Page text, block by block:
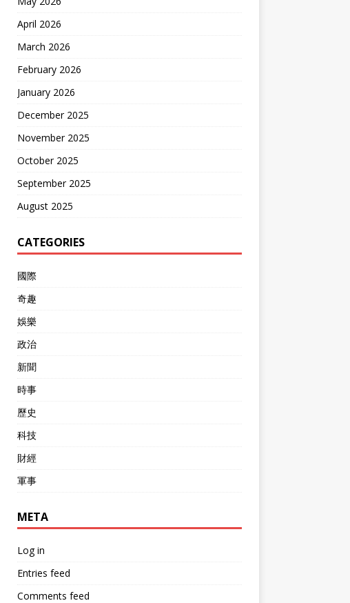
April 2026
March 2026
February 2026
January 2026
December 2025
November 2025
October 2025
September 2025
August 2025
CATEGORIES
國際
奇趣
娛樂
政治
新聞
時事
歷史
科技
財經
軍事
META
Log in
Entries feed
Comments feed